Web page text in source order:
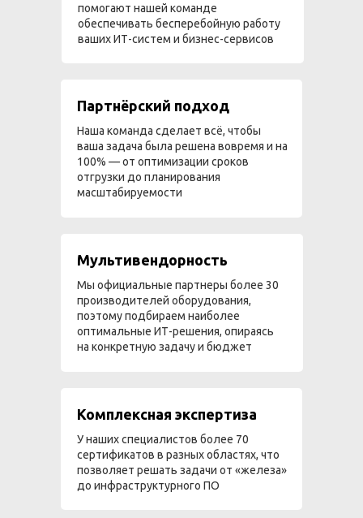
помогают нашей команде
обеспечивать бесперебойную работу
ваших ИТ-систем и бизнес-сервисов
Мультивендорность
Мы официальные партнеры более 30
производителей оборудования,
поэтому подбираем наиболее
оптимальные ИТ-решения, опираясь
на конкретную задачу и бюджет
Комплексная экспертиза
У наших специалистов более 70
сертификатов в разных областях, что
позволяет решать задачи от «железа»
до инфраструктурного ПО
Партнёрский подход
Наша команда сделает всё, чтобы
ваша задача была решена вовремя и на
100% — от оптимизации сроков
отгрузки до планирования
масштабируемости